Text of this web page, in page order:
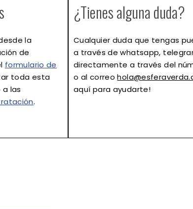
la
de
formulario de
toda esta
las
.
¿Tienes alguna duda?
Cualquier duda que tengas
a través de whatsapp,
directamente a través del
o al correo
aquí para ayudarte!